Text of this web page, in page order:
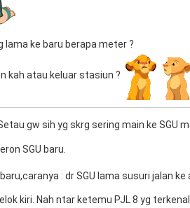
lama ke baru berapa meter ?
kah atau keluar stasiun ?
gw sih yg skrg sering main ke SGU
SGU baru.
baru,caranya : dr SGU lama susuri jalan
kiri. Nah ntar ketemu PJL 8 yg